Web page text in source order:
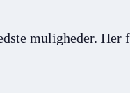
muligheder. Her